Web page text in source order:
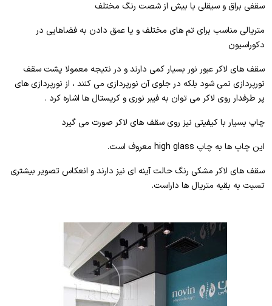
سقفی براق و سیقلی با بیش از شصت رنگ مختلف
متریالی مناسب برای تم های مختلف و یا عمق دادن به فضاهایی در
دکوراسیون
سقف های لاکر عبور نور بسیار کمی دارند و در نتیجه معمولا پشت سقف
نورپردازی نمی شود بلکه در جلوی آن نورپردازی می کنند ، از نورپردازی های
پر طرفدار روی لاکر می توان به فیبر نوری و کریستال ها اشاره کرد .
چاپ بسیار با کیفیتی نیز روی سقف های لاکر صورت می گیرد
این چاپ ها به چاپ high glass معروف است.
سقف های لاکر مشکی رنگ حالت آینه ای نیز دارند و انعکاس تصویر بیشتری
تسبت به بقیه متریال ها داراست.